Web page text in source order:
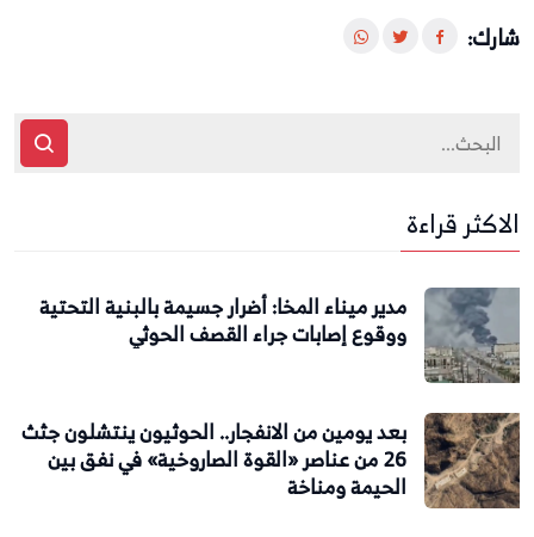
شارك:
الاكثر قراءة
مدير ميناء المخا: أضرار جسيمة بالبنية التحتية
ووقوع إصابات جراء القصف الحوثي
بعد يومين من الانفجار.. الحوثيون ينتشلون جثث
26 من عناصر «القوة الصاروخية» في نفق بين
الحيمة ومناخة